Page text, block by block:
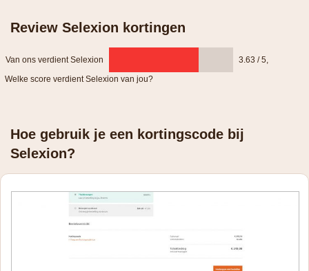
Review Selexion kortingen
Van ons verdient Selexion 3.63 / 5
Welke score verdient Selexion van jou?
Hoe gebruik je een kortingscode bij
Selexion?